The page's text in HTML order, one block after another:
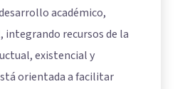
académico,
integrando recursos de la
existencial y
orientada a facilitar